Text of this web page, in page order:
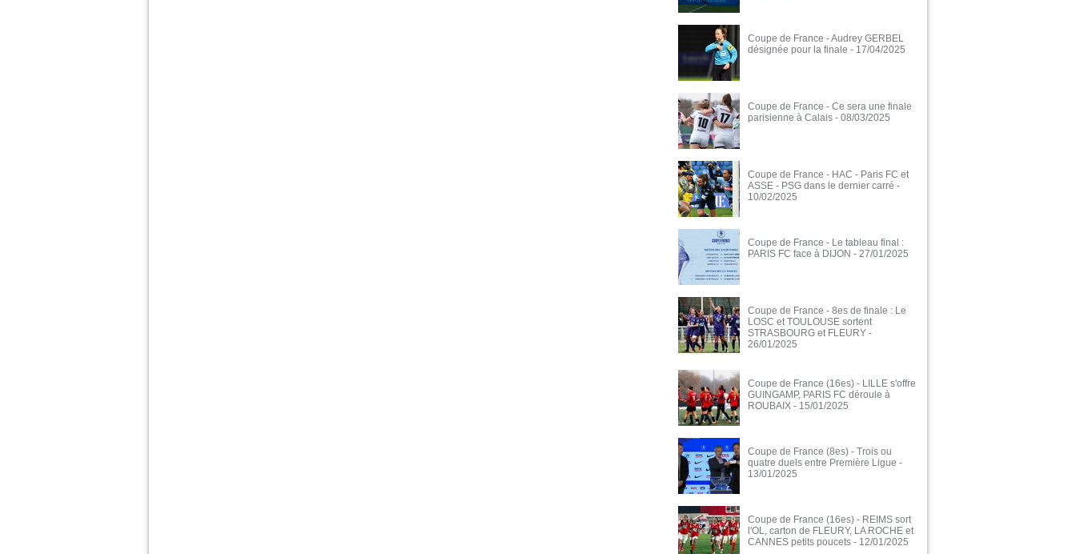
Coupe de France - Audrey GERBEL
désignée pour la finale - 17/04/2025
Coupe de France - Ce sera une finale
parisienne à Calais - 08/03/2025
Coupe de France - HAC - Paris FC et
ASSE - PSG dans le dernier carré -
10/02/2025
Coupe de France - Le tableau final :
PARIS FC face à DIJON - 27/01/2025
Coupe de France - 8es de finale : Le
LOSC et TOULOUSE sortent
STRASBOURG et FLEURY -
26/01/2025
Coupe de France (16es) - LILLE s'offre
GUINGAMP, PARIS FC déroule à
ROUBAIX - 15/01/2025
Coupe de France (8es) - Trois ou
quatre duels entre Première Ligue -
13/01/2025
Coupe de France (16es) - REIMS sort
l'OL, carton de FLEURY, LA ROCHE et
CANNES petits poucets - 12/01/2025